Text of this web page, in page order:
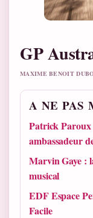
GP
MAXIME BENOIT
A NE PAS
Patrick Paroux
ambassadeur
Marvin Gaye :
musical
EDF Espace
Facile